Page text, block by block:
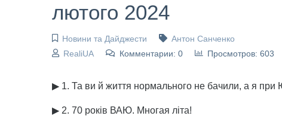
лютого 2024
Новини та Дайджести
Антон Санченко
RealiUA
Комментарии: 0 Просмотров: 603
▶ 1. Та ви й життя нормального не бачили, а я
▶ 2. 70 років ВАЮ. Многая літа!